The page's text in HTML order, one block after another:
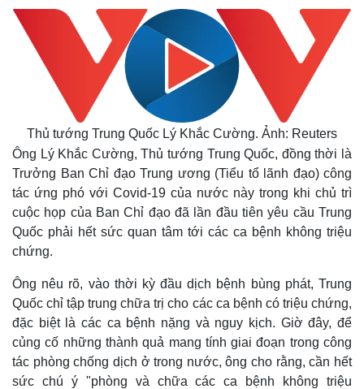
Thủ tướng Trung Quốc Lý Khắc Cường. Ảnh: Reuters
Ông Lý Khắc Cường, Thủ tướng Trung Quốc, đồng thời là
Trưởng Ban Chỉ đạo Trung ương (Tiểu tổ lãnh đạo) công
tác ứng phó với Covid-19 của nước này trong khi chủ trì
cuộc họp của Ban Chỉ đạo đã lần đầu tiên yêu cầu Trung
Quốc phải hết sức quan tâm tới các ca bệnh không triệu
chứng.
Ông nêu rõ, vào thời kỳ đầu dịch bệnh bùng phát, Trung
Quốc chỉ tập trung chữa trị cho các ca bệnh có triệu chứng,
đặc biệt là các ca bệnh nặng và nguy kịch. Giờ đây, để
củng cố những thành quả mang tính giai đoạn trong công
tác phòng chống dịch ở trong nước, ông cho rằng, cần hết
sức chú ý "phòng và chữa các ca bệnh không triệu